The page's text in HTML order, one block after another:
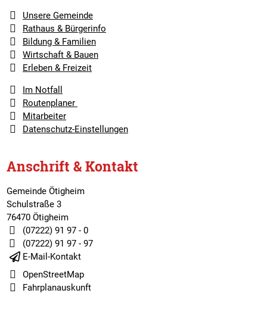
Unsere Gemeinde
Rathaus & Bürgerinfo
Bildung & Familien
Wirtschaft & Bauen
Erleben & Freizeit
Im Notfall
Routenplaner
Mitarbeiter
Datenschutz-Einstellungen
Anschrift & Kontakt
Gemeinde Ötigheim
Schulstraße 3
76470 Ötigheim
(07222) 91 97 - 0
(07222) 91 97 - 97
E-Mail-Kontakt
OpenStreetMap
Fahrplanauskunft